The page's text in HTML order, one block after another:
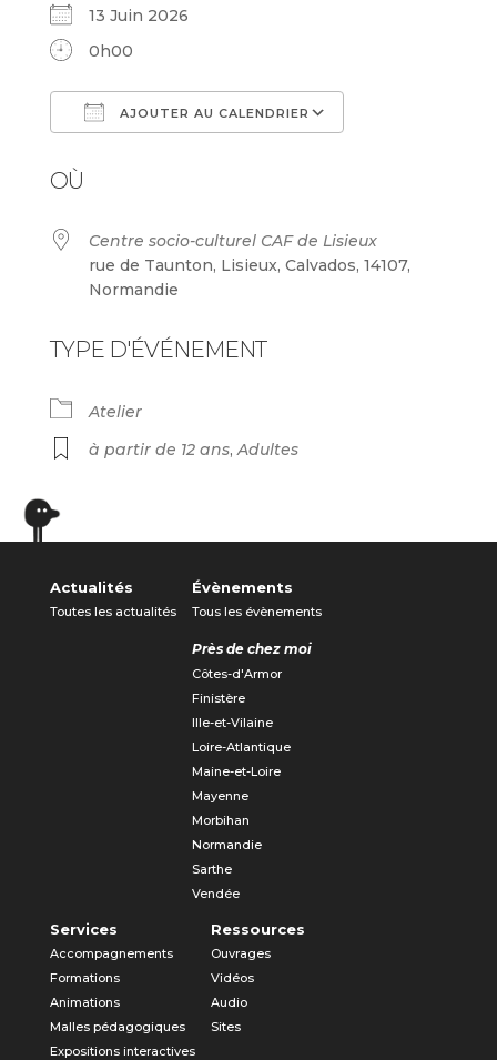
13 Juin 2026
0h00
AJOUTER AU CALENDRIER
OÙ
Centre socio-culturel CAF de Lisieux
rue de Taunton, Lisieux, Calvados, 14107,
Normandie
TYPE D'ÉVÉNEMENT
Atelier
à partir de 12 ans,Adultes
Actualités
Toutes les actualités
Évènements
Tous les évènements
Près de chez moi
Côtes-d'Armor
Finistère
Ille-et-Vilaine
Loire-Atlantique
Maine-et-Loire
Mayenne
Morbihan
Normandie
Sarthe
Vendée
Services
Accompagnements
Formations
Animations
Malles pédagogiques
Expositions interactives
Ressources
Ouvrages
Vidéos
Audio
Sites